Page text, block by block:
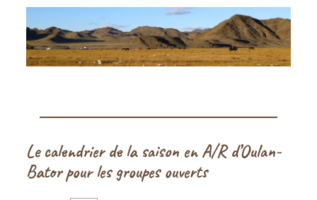
Le calendrier de la saison en A/R d’Oulan-
Bator pour les groupes ouverts